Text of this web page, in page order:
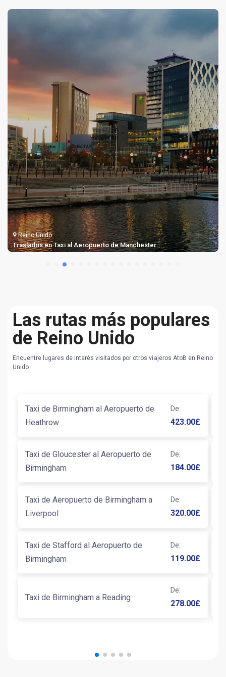
Reino Unido
Traslados en Taxi al Aeropuerto de Manchester
Las rutas más populares
de Reino Unido
Encuentre lugares de interés visitados por otros viajeros AtoB en Reino
Unido
Taxi de Birmingham al Aeropuerto de
Heathrow
De:
423.00£
Taxi de Gloucester al Aeropuerto de
Birmingham
De:
184.00£
Taxi de Aeropuerto de Birmingham a
Liverpool
De:
320.00£
Taxi de Stafford al Aeropuerto de
Birmingham
De:
119.00£
Taxi de Birmingham a Reading
De:
278.00£